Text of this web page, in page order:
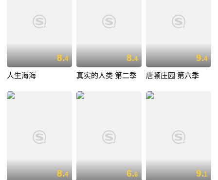
8.4
人生海海
8.4
真实的人类 第二季
9.4
唐顿庄园 第六季
8.4 6.6 9.1